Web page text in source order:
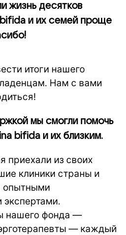
жизнь десятков
и их семей проще
итоги нашего
Нам с вами
мы смогли помочь
bifida и их близким.
приехали из своих
клиники страны и
опытными
нашего фонда —
— каждый